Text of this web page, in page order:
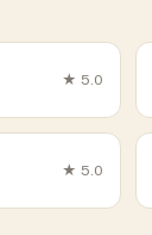
★ 5.0
★ 5.0